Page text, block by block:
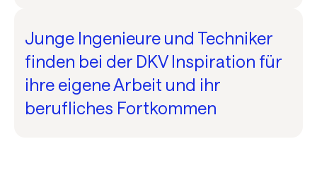
Junge Ingenieure und Techniker
finden bei der DKV Inspiration für
ihre eigene Arbeit und ihr
berufliches Fortkommen